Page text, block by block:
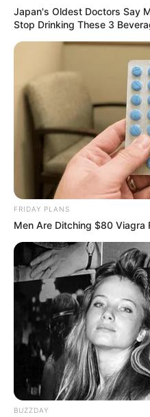
Japan's Oldest Doctors Say
Stop Drinking These 3
FRIDAY PLANS
Men Are Ditching $80 Viagra
BUZZDAY